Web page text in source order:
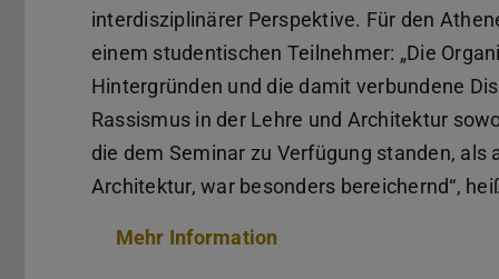
interdisziplinärer Perspektive. Für den
einem studentischen Teilnehmer: „Die
Hintergründen und die damit verbundene
Rassismus in der Lehre und Architektur
die dem Seminar zu Verfügung standen,
Architektur, war besonders bereichernd“,
Mehr Information